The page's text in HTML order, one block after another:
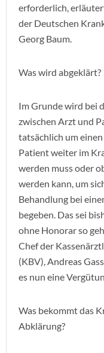
erforderlich,
der Deutschen
Georg Baum.
Was wird abgeklärt?
Im Grunde wird bei
zwischen Arzt und
tatsächlich um
Patient weiter im
werden muss oder
werden kann, um
Behandlung bei
begeben. Das sei
ohne Honorar so
Chef der
(KBV), Andreas
es nun eine
Was bekommt das
Abklärung?